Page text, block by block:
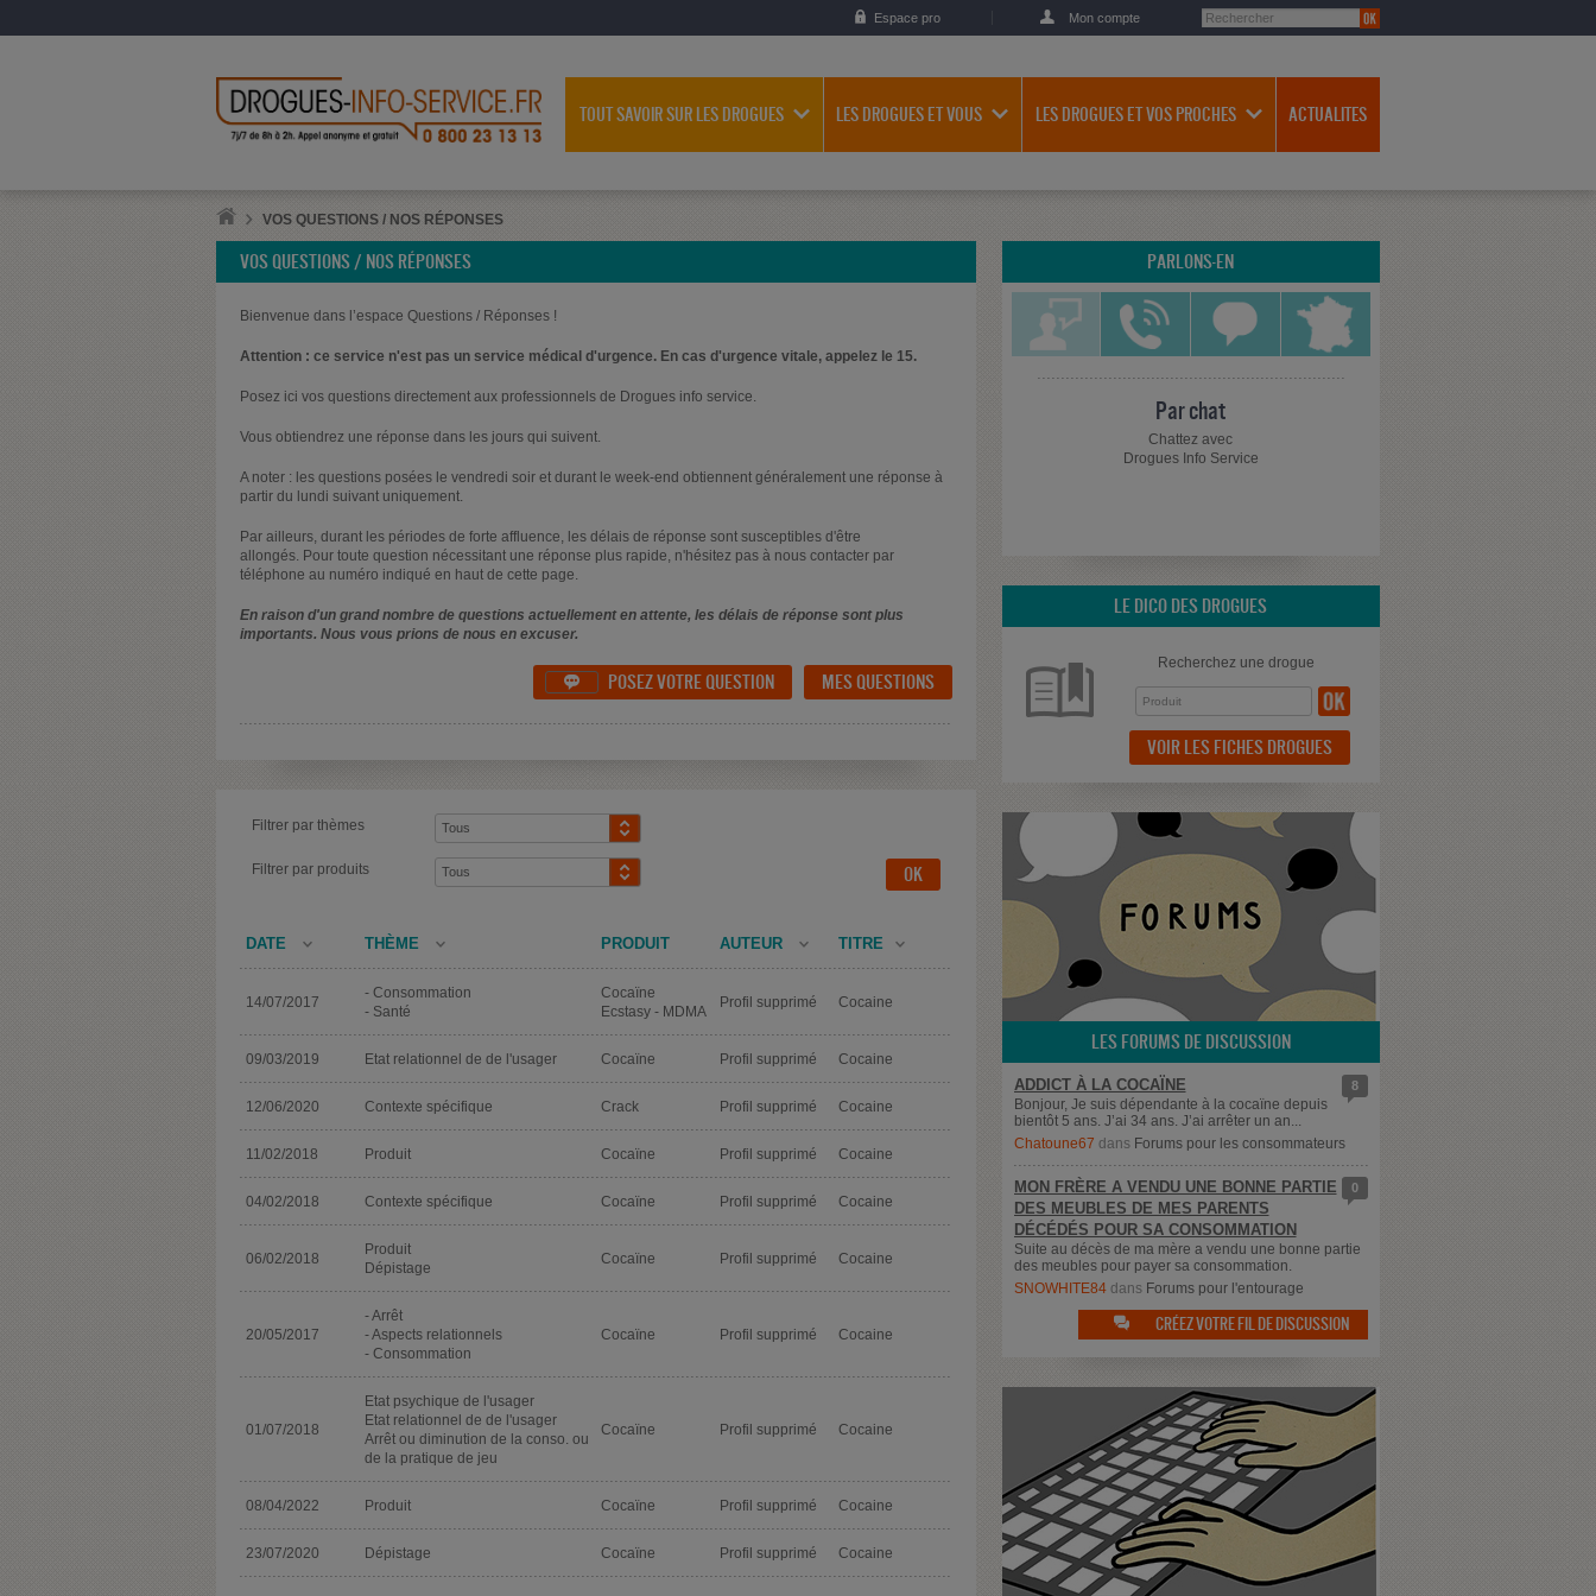
Espace pro Mon compte
TOUT SAVOIR SUR LES DROGUES LES DROGUES ET VOUS LES DROGUES ET VOS PROCHES ACTUALITES
VOS QUESTIONS / NOS RÉPONSES
VOS QUESTIONS / NOS RÉPONSES
Bienvenue dans l’espace Questions / Réponses !
Attention : ce service n'est pas un service médical d'urgence. En cas d'urgence vitale, appelez le 15.
Posez ici vos questions directement aux professionnels de Drogues info service.
Vous obtiendrez une réponse dans les jours qui suivent.
A noter : les questions posées le vendredi soir et durant le week-end obtiennent généralement une réponse à
partir du lundi suivant uniquement.
Par ailleurs, durant les périodes de forte affluence, les délais de réponse sont susceptibles d'être
allongés. Pour toute question nécessitant une réponse plus rapide, n'hésitez pas à nous contacter par
téléphone au numéro indiqué en haut de cette page.
En raison d'un grand nombre de questions actuellement en attente, les délais de réponse sont plus
importants. Nous vous prions de nous en excuser.
 POSEZ VOTRE QUESTION MES QUESTIONS
Filtrer par thèmes
Filtrer par produits
DATE THÈME PRODUIT AUTEUR TITRE
14/07/2017
- Consommation
- Santé
Cocaïne
Ecstasy - MDMA
Profil supprimé Cocaine
09/03/2019 Etat relationnel de de l'usager Cocaïne Profil supprimé Cocaine
12/06/2020 Contexte spécifique Crack Profil supprimé Cocaine
11/02/2018 Produit Cocaïne Profil supprimé Cocaine
04/02/2018 Contexte spécifique Cocaïne Profil supprimé Cocaine
06/02/2018
Produit
Dépistage
Cocaïne Profil supprimé Cocaine
20/05/2017
- Arrêt
- Aspects relationnels
- Consommation
Cocaïne Profil supprimé Cocaine
01/07/2018
Etat psychique de l'usager
Etat relationnel de de l'usager
Arrêt ou diminution de la conso. ou
de la pratique de jeu
Cocaïne Profil supprimé Cocaine
08/04/2022 Produit Cocaïne Profil supprimé Cocaine
23/07/2020 Dépistage Cocaïne Profil supprimé Cocaine
PARLONS-EN
Par chat
Chattez avec
Drogues Info Service
LE DICO DES DROGUES
Recherchez une drogue
VOIR LES FICHES DROGUES
LES FORUMS DE DISCUSSION
8
ADDICT À LA COCAÏNE
Bonjour, Je suis dépendante à la cocaïne depuis
bientôt 5 ans. J’ai 34 ans. J’ai arrêter un an...
Chatoune67 dans Forums pour les consommateurs
0
MON FRÈRE A VENDU UNE BONNE PARTIE
DES MEUBLES DE MES PARENTS
DÉCÉDÉS POUR SA CONSOMMATION
Suite au décès de ma mère a vendu une bonne partie
des meubles pour payer sa consommation.
SNOWHITE84dans Forums pour l'entourage
 CRÉEZ VOTRE FIL DE DISCUSSION